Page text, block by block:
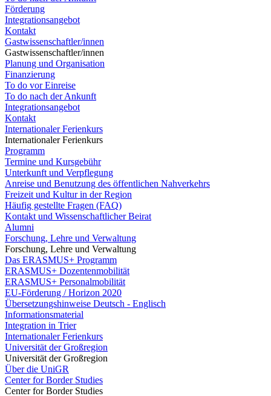
Förderung
Integrationsangebot
Kontakt
Gastwissenschaftler/innen
Gastwissenschaftler/innen
Planung und Organisation
Finanzierung
To do vor Einreise
To do nach der Ankunft
Integrationsangebot
Kontakt
Internationaler Ferienkurs
Internationaler Ferienkurs
Programm
Termine und Kursgebühr
Unterkunft und Verpflegung
Anreise und Benutzung des öffentlichen Nahverkehrs
Freizeit und Kultur in der Region
Häufig gestellte Fragen (FAQ)
Kontakt und Wissenschaftlicher Beirat
Alumni
Forschung, Lehre und Verwaltung
Forschung, Lehre und Verwaltung
Das ERASMUS+ Programm
ERASMUS+ Dozentenmobilität
ERASMUS+ Personalmobilität
EU-Förderung / Horizon 2020
Übersetzungshinweise Deutsch - Englisch
Informationsmaterial
Integration in Trier
Internationaler Ferienkurs
Universität der Großregion
Universität der Großregion
Über die UniGR
Center for Border Studies
Center for Border Studies